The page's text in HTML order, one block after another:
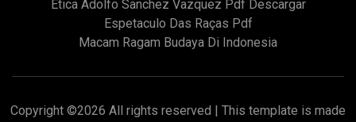
Etica Adolfo Sanchez Vazquez Pdf Descargar
Espetaculo Das Raças Pdf
Macam Ragam Budaya Di Indonesia
Copyright ©2026 All rights reserved | This template is made